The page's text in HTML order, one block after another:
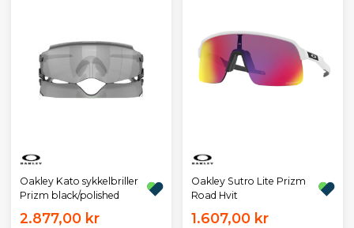
Oakley Kato sykkelbriller
Prizm black/polished
2.877,00 kr
Oakley Sutro Lite Prizm
Road Hvit
1.607,00 kr